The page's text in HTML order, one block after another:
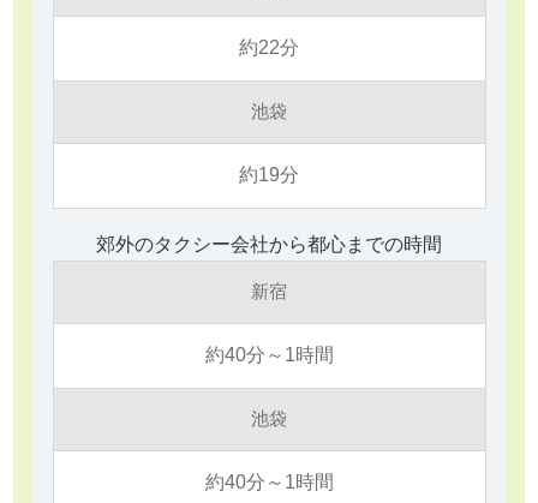
約22分
池袋
約19分
郊外のタクシー会社から都心までの時間
新宿
約40分～1時間
池袋
約40分～1時間